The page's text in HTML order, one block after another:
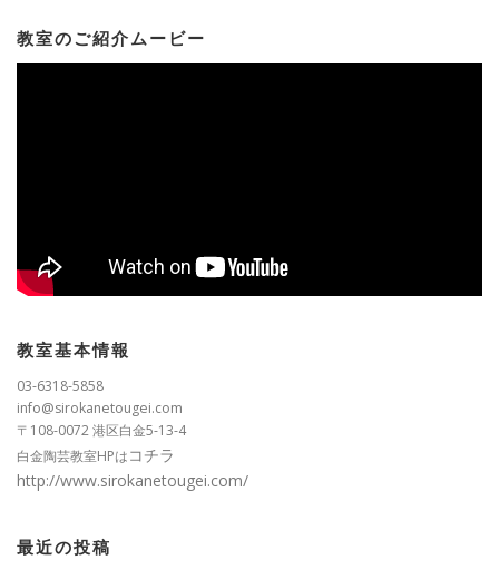
教室のご紹介ムービー
教室基本情報
03-6318-5858
info@sirokanetougei.com
〒108-0072 港区白金5-13-4
白金陶芸教室HPはコチラ
http://www.sirokanetougei.com/
最近の投稿